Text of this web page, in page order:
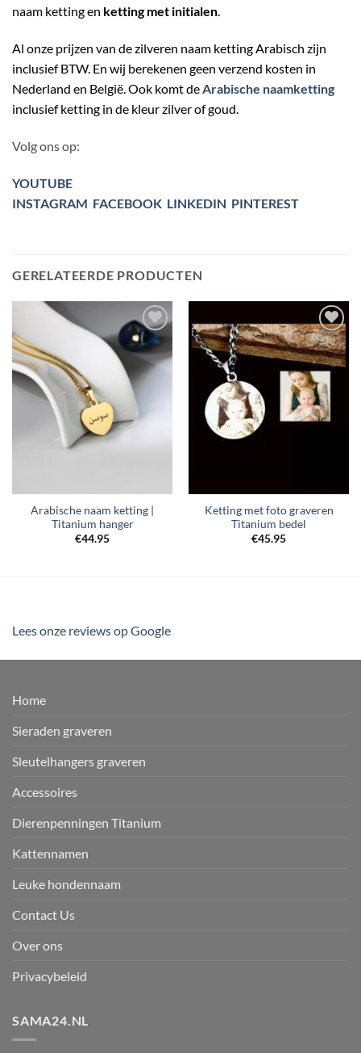
naam ketting en ketting met initialen.
Al onze prijzen van de zilveren naam ketting Arabisch zijn
inclusief BTW. En wij berekenen geen verzend kosten in
Nederland en België. Ook komt deArabische naamketting
inclusief ketting in de kleur zilver of goud.
Volg ons op:
YOUTUBE
INSTAGRAM FACEBOOK LINKEDIN PINTEREST
GERELATEERDE PRODUCTEN
Toevoegen
aan
verlanglijst
Arabische naam ketting |
Titanium hanger
€44.95
Toevoegen
aan
verlanglijst
Ketting met foto graveren
Titanium bedel
€45.95
Lees onze reviews op Google
Home
Sieraden graveren
Sleutelhangers graveren
Accessoires
Dierenpenningen Titanium
Kattennamen
Leuke hondennaam
Contact Us
Over ons
Privacybeleid
SAMA24.NL